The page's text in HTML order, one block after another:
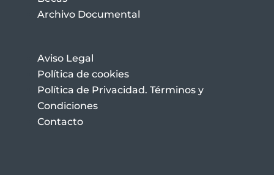
Archivo Documental
Aviso Legal
Política de cookies
Política de Privacidad. Términos y
Condiciones
Contacto